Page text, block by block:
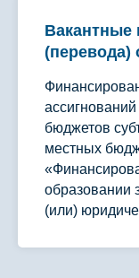
Вакантные
(перевода)
бюджетов
местных
образовании
(или)